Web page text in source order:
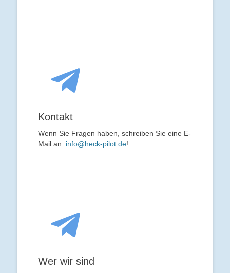
Kontakt
Wenn Sie Fragen haben, schreiben Sie eine E-
Mail an: info@heck-pilot.de!
Wer wir sind